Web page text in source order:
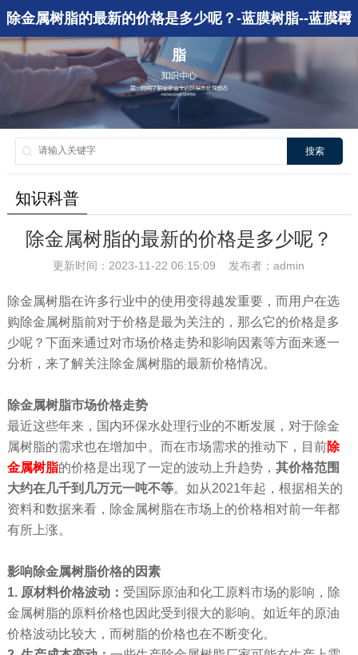
除金属树脂的最新的价格是多少呢？-蓝膜树脂--蓝膜树
脂
搜索
知识科普
除金属树脂的最新的价格是多少呢？
更新时间：2023-11-22 06:15:09 发布者：admin
除金属树脂在许多行业中的使用变得越发重要，而用户在选
购除金属树脂前对于价格是最为关注的，那么它的价格是多
少呢？下面来通过对市场价格走势和影响因素等方面来逐一
分析，来了解关注除金属树脂的最新价格情况。
除金属树脂市场价格走势
最近这些年来，国内环保水处理行业的不断发展，对于除金
属树脂的需求也在增加中。而在市场需求的推动下，目前除
金属树脂的价格是出现了一定的波动上升趋势， 其价格范围
大约在几千到几万元一吨不等。如从2021年起，根据相关的
资料和数据来看，除金属树脂在市场上的价格相对前一年都
有所上涨。
影响除金属树脂价格的因素
1. 原材料价格波动： 受国际原油和化工原料市场的影响，除
金属树脂的原料价格也因此受到很大的影响。如近年的原油
价格波动比较大，而树脂的价格也在不断变化。